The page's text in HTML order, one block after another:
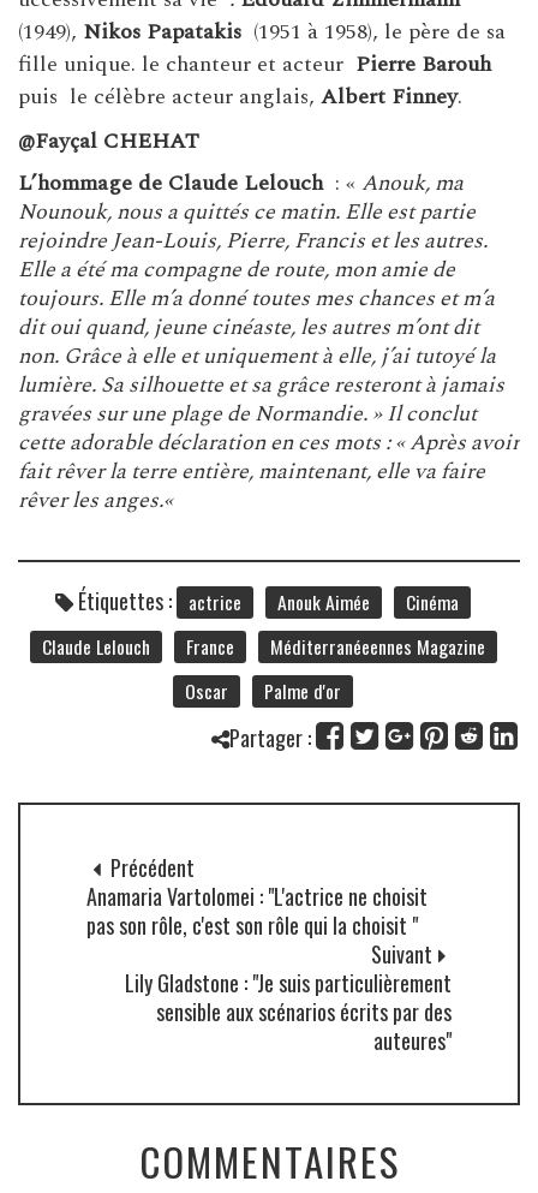
(1949), Nikos Papatakis (1951 à 1958), le père de sa
fille unique. le chanteur et acteur Pierre Barouh
puis le célèbre acteur anglais, Albert Finney.
@Fayçal CHEHAT
L’hommage de Claude Lelouch: « Anouk, ma
Nounouk, nous a quittés ce matin. Elle est partie
rejoindre Jean-Louis, Pierre, Francis et les autres.
Elle a été ma compagne de route, mon amie de
toujours. Elle m’a donné toutes mes chances et m’a
dit oui quand, jeune cinéaste, les autres m’ont dit
non. Grâce à elle et uniquement à elle, j’ai tutoyé la
lumière. Sa silhouette et sa grâce resteront à jamais
gravées sur une plage de Normandie. » Il conclut
cette adorable déclaration en ces mots : « Après avoir
fait rêver la terre entière, maintenant, elle va faire
rêver les anges.«
Étiquettes : actrice Anouk Aimée
Cinéma
Claude Lelouch
France
Méditerranéeennes Magazine
Oscar
Palme d'or
Partager :
Précédent
Anamaria Vartolomei : "L'actrice ne choisit
pas son rôle, c'est son rôle qui la choisit "
Suivant
Lily Gladstone : "Je suis particulièrement
sensible aux scénarios écrits par des
auteures"
COMMENTAIRES